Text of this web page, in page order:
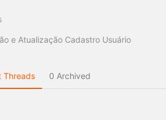
e Atualização Cadastro Usuário
Threads 0 Archived